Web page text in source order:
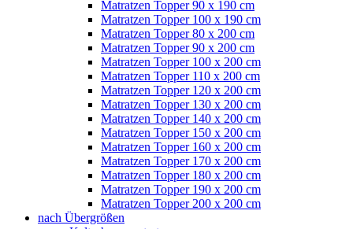
Matratzen Topper 90 x 190 cm
Matratzen Topper 100 x 190 cm
Matratzen Topper 80 x 200 cm
Matratzen Topper 90 x 200 cm
Matratzen Topper 100 x 200 cm
Matratzen Topper 110 x 200 cm
Matratzen Topper 120 x 200 cm
Matratzen Topper 130 x 200 cm
Matratzen Topper 140 x 200 cm
Matratzen Topper 150 x 200 cm
Matratzen Topper 160 x 200 cm
Matratzen Topper 170 x 200 cm
Matratzen Topper 180 x 200 cm
Matratzen Topper 190 x 200 cm
Matratzen Topper 200 x 200 cm
nach Übergrößen